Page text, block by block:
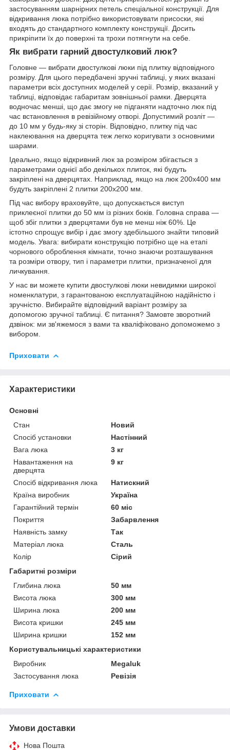
застосуванням шарнірних петель спеціальної конструкції. Для
відкривання люка потрібно використовувати присоски, які
входять до стандартного комплекту конструкції. Досить
прикріпити їх до поверхні та трохи потягнути на себе.
Як вибрати гарний двостулковий люк?
Головне — вибрати двостулкові люки під плитку відповідного
розміру. Для цього передбачені зручні таблиці, у яких вказані
параметри всіх доступних моделей у серії. Розмір, вказаний у
таблиці, відповідає габаритам зовнішньої рамки. Дверцята
водночас менші, що дає змогу не підганяти надточно люк під
час встановлення в ревізійному отворі. Допустимий розліт —
до 10 мм у будь-яку зі сторін. Відповідно, плитку під час
наклеювання на дверцята теж легко коригувати з основними
шарами.
Ідеально, якщо відкривний люк за розміром збігається з
параметрами однієї або декількох плиток, які будуть
закріплені на дверцятах. Наприклад, якщо на люк 200х400 мм
будуть закріплені 2 плитки 200х200 мм.
Під час вибору враховуйте, що допускається виступ
приклеєної плитки до 50 мм із різних боків. Головна справа —
щоб збіг плитки з дверцятами був не менш ніж 60%. Це
істотно спрощує вибір і дає змогу здебільшого знайти типовий
модель. Увага: вибирати конструкцію потрібно ще на етапі
чорнового оброблення кімнати, точно знаючи розташування
та розміри отвору, тип і параметри плитки, призначеної для
личкування.
У нас ви можете купити двостулкові люки невидимки широкої
номенклатури, з гарантованою експлуатаційною надійністю і
зручністю. Вибирайте відповідний варіант розміру за
допомогою зручної таблиці. Є питання? Замовте зворотний
дзвінок: ми зв'яжемося з вами та кваліфіковано допоможемо з
вибором.
Приховати
Характеристики
Основні
Стан
Новий
Спосіб установки
Настінний
Вага люка
3 кг
Навантаження на
дверцята
9 кг
Спосіб відкривання люка
Натискний
Країна виробник
Україна
Гарантійний термін
60 міс
Покриття
Забарвлення
Наявність замку
Так
Матеріал люка
Сталь
Колір
Сірий
Габаритні розміри
Глибина люка
50 мм
Висота люка
300 мм
Ширина люка
200 мм
Висота кришки
245 мм
Ширина кришки
152 мм
Користувальницькі характеристики
Виробник
Megaluk
Застосування люка
Ревізія
Приховати
Умови доставки
Нова Пошта